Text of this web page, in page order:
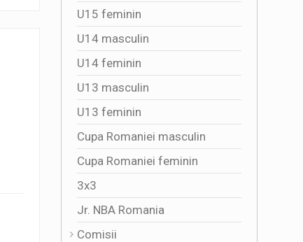
U15 feminin
U14 masculin
U14 feminin
U13 masculin
U13 feminin
Cupa Romaniei masculin
Cupa Romaniei feminin
3x3
Jr. NBA Romania
Comisii